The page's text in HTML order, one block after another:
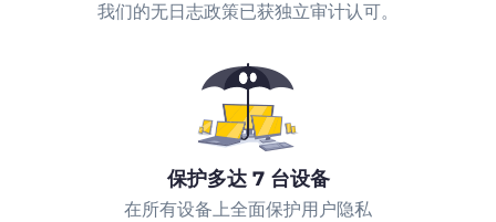
我们的无日志政策已获独立审计认可。
保护多达 7 台设备
在所有设备上全面保护用户隐私